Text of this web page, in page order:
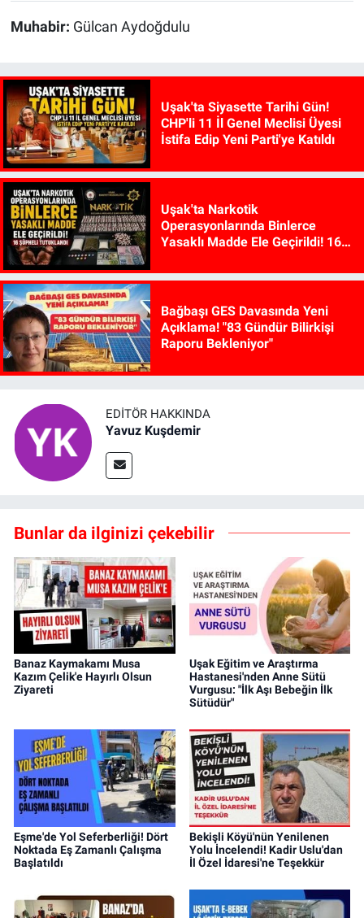
Muhabir: Gülcan Aydoğdulu
Uşak'ta Siyasette Tarihi Gün!
CHP'li 11 İl Genel Meclisi Üyesi
İstifa Edip Yeni Parti'ye Katıldı
Uşak'ta Narkotik
Operasyonlarında Binlerce
Yasaklı Madde Ele Geçirildi! 16
Bağbaşı GES Davasında Yeni
Açıklama! "83 Gündür Bilirkişi
Raporu Bekleniyor"
EDITÖR HAKKINDA
Yavuz Kuşdemir
Bunlar da ilginizi çekebilir
Banaz Kaymakamı Musa
Kazım Çelik'e Hayırlı Olsun
Ziyareti
Uşak Eğitim ve Araştırma
Hastanesi'nden Anne Sütü
Vurgusu: "İlk Aşı Bebeğin İlk
Sütüdür"
Eşme'de Yol Seferberliği! Dört
Noktada Eş Zamanlı Çalışma
Başlatıldı
Bekişli Köyü'nün Yenilenen
Yolu İncelendi! Kadir Uslu'dan
İl Özel İdaresi'ne Teşekkür